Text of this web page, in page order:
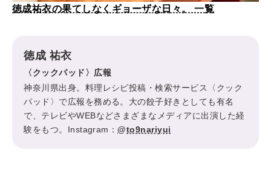
徳成祐衣の果てしなくギョーザな日々。 一覧
徳成 祐衣
〈クックパッド〉広報
神奈川県出身。料理レシピ投稿・検索サービス〈クック
パッド〉で広報を務める。大の餃子好きとしても有名
で、テレビやWEBなどさまざまなメディアに出演した経
験をもつ。Instagram：@to9nariyui